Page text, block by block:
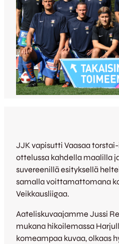
JJK vapisutti Vaasaa
ottelussa kahdella maalilla
suvereenillä esityksellä
samalla voittamattomana
Veikkausliigaa.
Aateliskuvaajamme Jussi
mukana hikoilemassa
komeampaa kuvaa, olkaas